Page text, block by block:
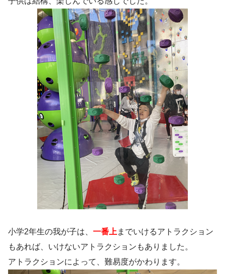
小学2年生の我が子は、 一番上 までいけるアトラクション
もあれば、いけないアトラクションもありました。
アトラクションによって、難易度がかわります。